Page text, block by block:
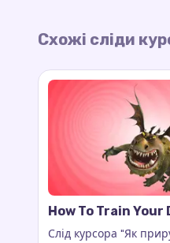
Схожі сліди
How To Train Your
Gronckle Cursor
Слід курсора "Як